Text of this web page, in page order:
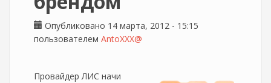
Опубликовано 14 марта, 2012 - 15:15
пользователем AntoXXX@
Провайдер ЛИС начи